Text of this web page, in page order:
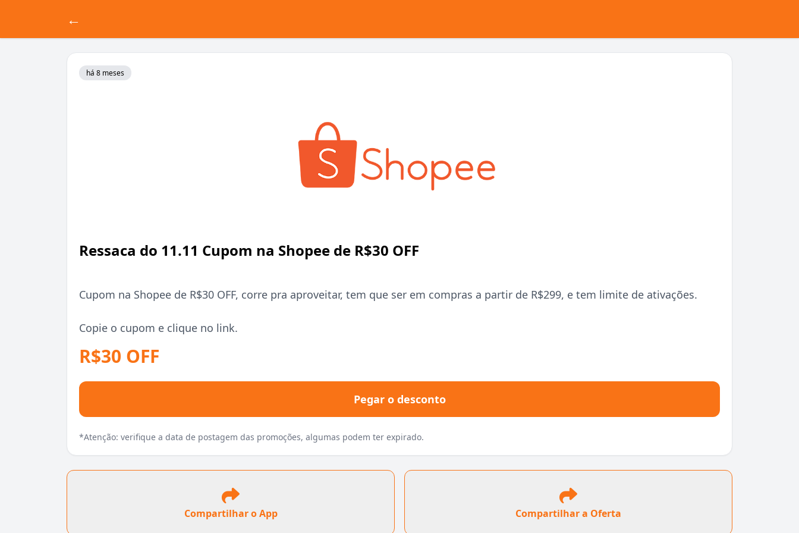
←
há 8 meses
Ressaca do 11.11 Cupom na Shopee de R$30 OFF
Cupom na Shopee de R$30 OFF, corre pra aproveitar, tem que ser em compras a partir de R$299, e tem limite de ativações.
Copie o cupom e clique no link.
R$30 OFF
Pegar o desconto
*Atenção: verifique a data de postagem das promoções, algumas podem ter expirado.
Compartilhar o App Compartilhar a Oferta